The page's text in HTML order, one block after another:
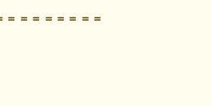
＝＝＝＝＝＝＝＝